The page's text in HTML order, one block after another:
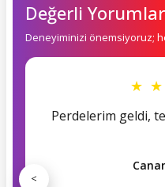
Değerli
Deneyiminizi önemsiyoruz;
★
Perdelerim geldi,
<